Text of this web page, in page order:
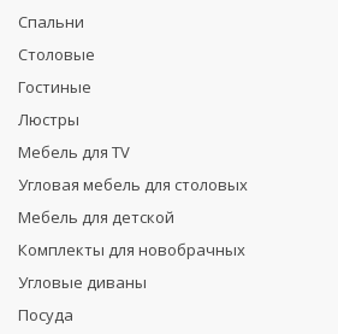
Спальни
Столовые
Гостиные
Люстры
Мебель для TV
Угловая мебель для столовых
Мебель для детской
Комплекты для новобрачных
Угловые диваны
Посуда